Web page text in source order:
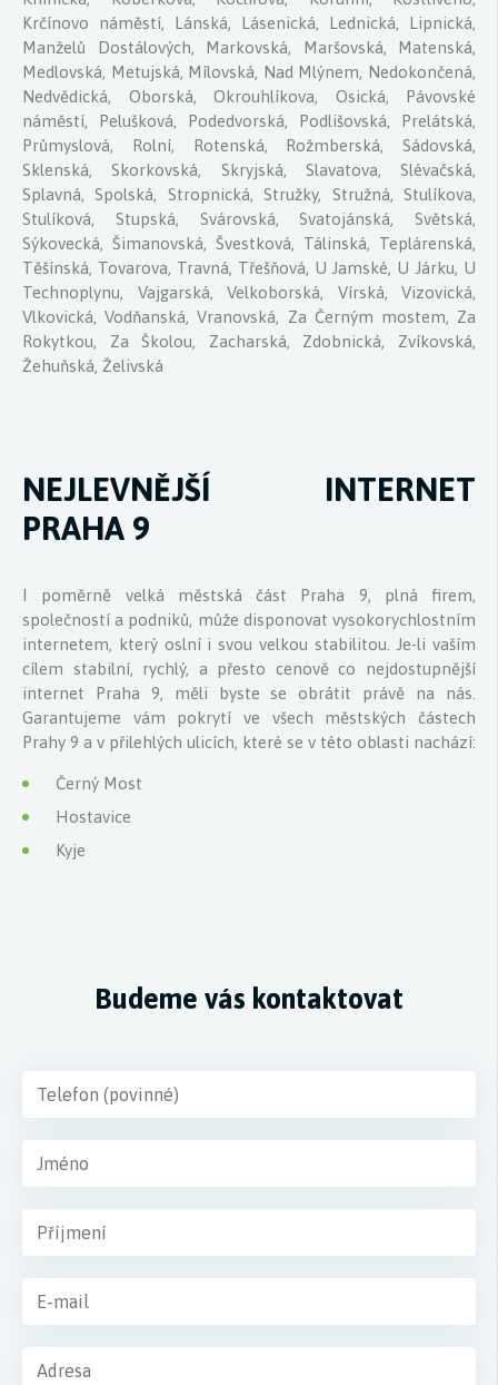
Krčínovo náměstí, Lánská, Lásenická, Lednická, Lipnická,
Manželů Dostálových, Markovská, Maršovská, Matenská,
Medlovská, Metujská, Mílovská, Nad Mlýnem, Nedokončená,
Nedvědická, Oborská, Okrouhlíkova, Osická, Pávovské
náměstí, Pelušková, Podedvorská, Podlišovská, Prelátská,
Průmyslová, Rolní, Rotenská, Rožmberská, Sádovská,
Sklenská, Skorkovská, Skryjská, Slavatova, Slévačská,
Splavná, Spolská, Stropnická, Stružky, Stružná, Stulíkova,
Stulíková, Stupská, Svárovská, Svatojánská, Světská,
Sýkovecká, Šimanovská, Švestková, Tálinská, Teplárenská,
Těšínská, Tovarova, Travná, Třešňová, U Jamské, U Járku, U
Technoplynu, Vajgarská, Velkoborská, Vírská, Vizovická,
Vlkovická, Vodňanská, Vranovská, Za Černým mostem, Za
Rokytkou, Za Školou, Zacharská, Zdobnická, Zvíkovská,
Žehuňská, Želivská
NEJLEVNĚJŠÍ INTERNET
PRAHA 9
I poměrně velká městská část Praha 9, plná firem,
společností a podniků, může disponovat vysokorychlostním
internetem, který oslní i svou velkou stabilitou. Je-li vaším
cílem stabilní, rychlý, a přesto cenově co nejdostupnější
internet Praha 9, měli byste se obrátit právě na nás.
Garantujeme vám pokrytí ve všech městských částech
Prahy 9 a v přilehlých ulicích, které se v této oblasti nachází:
Černý Most
Hostavice
Kyje
Budeme vás kontaktovat